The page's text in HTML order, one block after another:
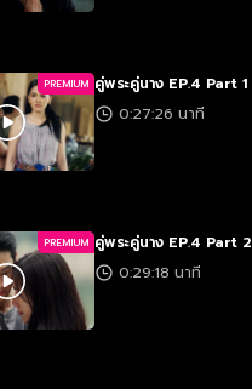
PREMIUM คู่พระคู่นาง EP.4 Part 1
0:27:26 นาที
PREMIUM คู่พระคู่นาง EP.4 Part 2
0:29:18 นาที